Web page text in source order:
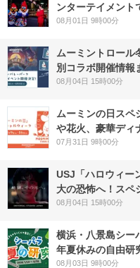
ンターテイメント
08月01日 9時00分
ムーミントロール
別コラボ開催情報
08月04日 15時00分
ムーミンの日スペ
や花火、豪華ディ
07月31日 9時00分
USJ「ハロウィー
大の恐怖へ！スペ
08月04日 15時00分
横浜・八景島シー
年夏休みの自由研
08月03日 9時00分